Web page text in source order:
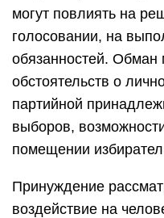
могут повлиять на
голосовании, на
обязанностей. Обман
обстоятельств о
партийной
выборов,
помещении
Принуждение
воздействие на